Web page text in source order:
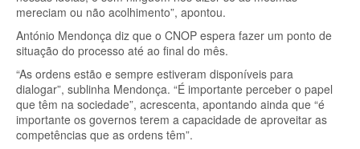
mereciam ou não acolhimento”, apontou.
António Mendonça diz que o CNOP espera fazer um ponto de
situação do processo até ao final do mês.
“As ordens estão e sempre estiveram disponíveis para
dialogar”, sublinha Mendonça. “É importante perceber o papel
que têm na sociedade”, acrescenta, apontando ainda que “é
importante os governos terem a capacidade de aproveitar as
competências que as ordens têm”.